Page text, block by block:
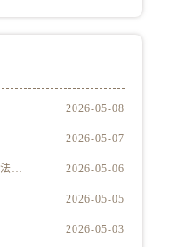
安徽省滁州市琅琊区南谯北路百达翡丽售后服务中心（需提前预约）
2026-05-08
2026-05-07
百达翡丽手表机芯里面有划痕处理方法详解 2026-05-06
2026-05-05
2026-05-03